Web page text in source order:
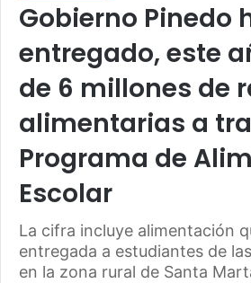
Gobierno Pinedo
entregado, este
de 6 millones de
alimentarias a
Programa de
Escolar
La cifra incluye alimentación
entregada a estudiantes de
en la zona rural de Santa